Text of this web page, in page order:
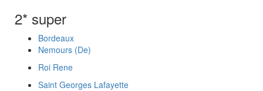
2* super
Bordeaux
Nemours (De)
Roi Rene
Saint Georges Lafayette